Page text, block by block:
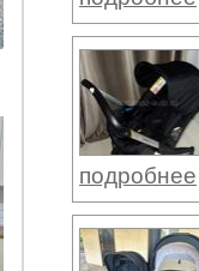
подробнее